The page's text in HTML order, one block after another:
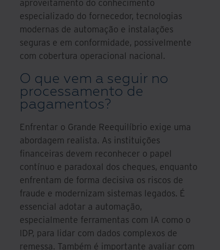
aproveitamento do conhecimento
especializado do fornecedor, tecnologias
modernas de automação e instalações
seguras e em conformidade, possivelmente
com cobertura operacional nacional.
O que vem a seguir no
processamento de
pagamentos?
Enfrentar o Grande Reequilíbrio exige uma
abordagem realista. As instituições
financeiras devem reconhecer o papel
contínuo e paradoxal dos cheques, enquanto
enfrentam de forma decisiva os riscos de
fraude e modernizam sistemas legados. É
essencial adotar a automação,
especialmente ferramentas com IA como o
IDP, para lidar com dados complexos de
remessa. Também é importante avaliar com